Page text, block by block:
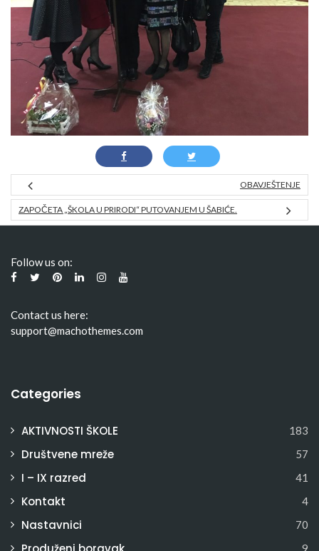
OBAVJEŠTENJE
ZAPOČETA „ŠKOLA U PRIRODI“ PUTOVANJEM U ŠABIĆE.
Follow us on:
Contact us here:
support@machothemes.com
Categories
AKTIVNOSTI ŠKOLE 183
Društvene mreže 57
I – IX razred 41
Kontakt 4
Nastavnici 70
9